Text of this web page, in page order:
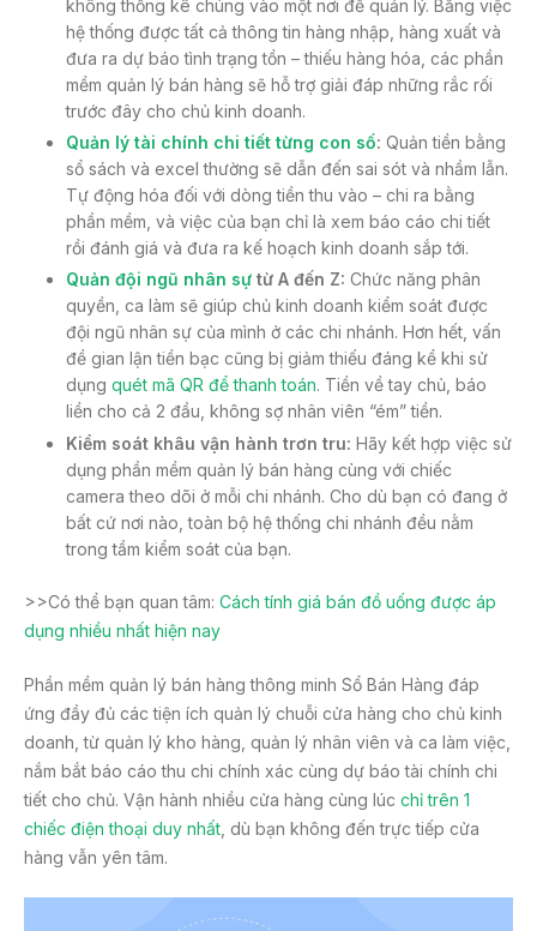
không thống kê chúng vào một nơi để quản lý. Bằng việc
hệ thống được tất cả thông tin hàng nhập, hàng xuất và
đưa ra dự báo tình trạng tồn – thiếu hàng hóa, các phần
mềm quản lý bán hàng sẽ hỗ trợ giải đáp những rắc rối
trước đây cho chủ kinh doanh.
Quản lý tài chính chi tiết từng con số: Quản tiền bằng
sổ sách và excel thường sẽ dẫn đến sai sót và nhầm lẫn.
Tự động hóa đối với dòng tiền thu vào – chi ra bằng
phần mềm, và việc của bạn chỉ là xem báo cáo chi tiết
rồi đánh giá và đưa ra kế hoạch kinh doanh sắp tới.
Quản đội ngũ nhân sự từ A đến Z: Chức năng phân
quyền, ca làm sẽ giúp chủ kinh doanh kiểm soát được
đội ngũ nhân sự của mình ở các chi nhánh. Hơn hết, vấn
đề gian lận tiền bạc cũng bị giảm thiếu đáng kể khi sử
dụng quét mã QR để thanh toán. Tiền về tay chủ, báo
liền cho cả 2 đầu, không sợ nhân viên “ém” tiền.
Kiểm soát khâu vận hành trơn tru: Hãy kết hợp việc sử
dụng phần mềm quản lý bán hàng cùng với chiếc
camera theo dõi ở mỗi chi nhánh. Cho dù bạn có đang ở
bất cứ nơi nào, toàn bộ hệ thống chi nhánh đều nằm
trong tầm kiểm soát của bạn.
>>Có thể bạn quan tâm: Cách tính giá bán đồ uống được áp
dụng nhiều nhất hiện nay
Phần mềm quản lý bán hàng thông minh Sổ Bán Hàng đáp
ứng đầy đủ các tiện ích quản lý chuỗi cửa hàng cho chủ kinh
doanh, từ quản lý kho hàng, quản lý nhân viên và ca làm việc,
nắm bắt báo cáo thu chi chính xác cùng dự báo tài chính chi
tiết cho chủ. Vận hành nhiều cửa hàng cùng lúc chỉ trên 1
chiếc điện thoại duy nhất , dù bạn không đến trực tiếp cửa
hàng vẫn yên tâm.